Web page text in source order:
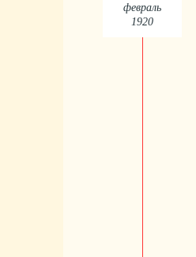
февраль
1920